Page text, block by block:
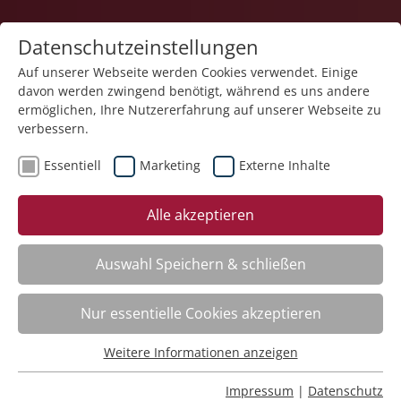
1
Veranstaltung "Erste Hilfe – Grundausbildung" (Nr.
22) wurde in den Warenkorb gelegt.
Fachbereich
ADHS. Aufmerksamkeitsdefizit-Hyperaktivitätsstörung
261101
Mo.16.11.2026, 9.00 Uhr
Datenschutzeinstellungen
Auf unserer Webseite werden Cookies verwendet. Einige
davon werden zwingend benötigt, während es uns andere
ermöglichen, Ihre Nutzererfahrung auf unserer Webseite zu
verbessern.
Essentiell Marketing Externe Inhalte
Alle akzeptieren
Auswahl Speichern & schließen
Nur essentielle Cookies akzeptieren
Essentielle Cookies werden für grundlegende Funktionen
Weitere Informationen anzeigen
Impressum | Datenschutz